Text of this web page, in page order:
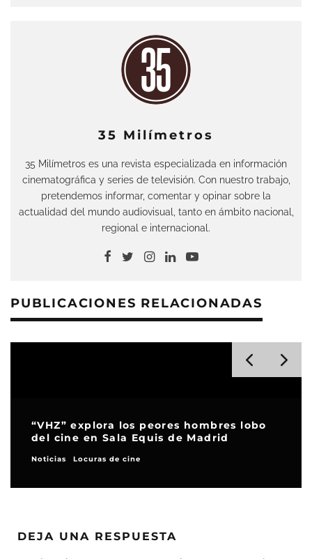
35 Milímetros
35 Milímetros es una revista especializada en información
cinematográfica y series de televisión. Con nuestro trabajo,
pretendemos informar, comentar y opinar sobre la
actualidad del mundo audiovisual, tanto en ámbito nacional,
regional e internacional.
PUBLICACIONES RELACIONADAS
“VHZ” explora los peores hombres lobo
del cine en Sala Equis de Madrid
Noticias Locuras de cine
DEJA UNA RESPUESTA